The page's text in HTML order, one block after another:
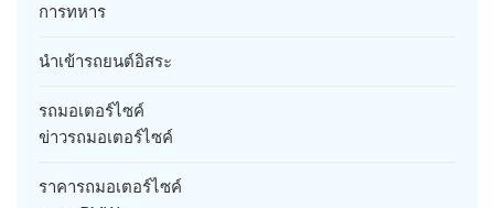
การทหาร
นำเข้ารถยนต์อิสระ
รถมอเตอร์ไซค์
ข่าวรถมอเตอร์ไซค์
ราคารถมอเตอร์ไซค์